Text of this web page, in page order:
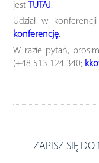
jest TUTAJ.
Udział w
konferencję.
W razie pytań,
(+48 513 124 340;
ZAPISZ SIĘ DO